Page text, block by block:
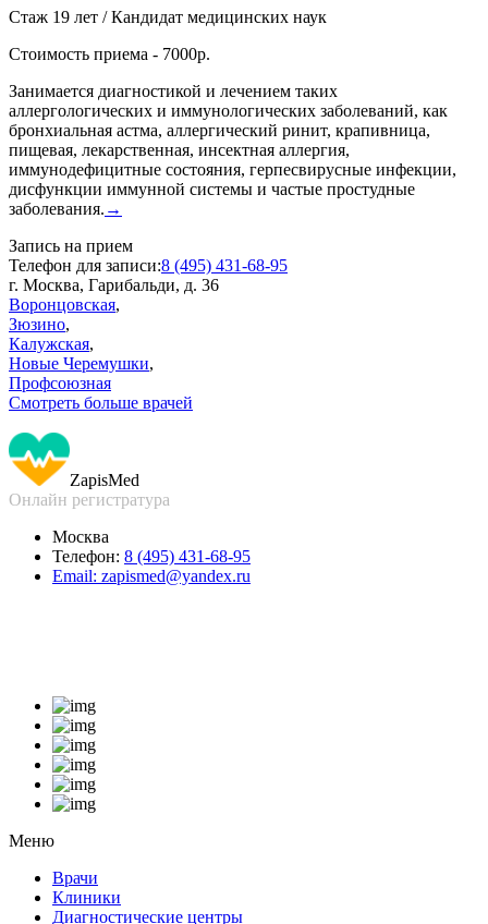
Стаж 19 лет / Кандидат медицинских наук
Стоимость приема - 7000р.
Занимается диагностикой и лечением таких
аллергологических и иммунологических заболеваний, как
бронхиальная астма, аллергический ринит, крапивница,
пищевая, лекарственная, инсектная аллергия,
иммунодефицитные состояния, герпесвирусные инфекции,
дисфункции иммунной системы и частые простудные
заболевания. →
Запись на прием
Телефон для записи:8 (495) 431-68-95
г. Москва, Гарибальди, д. 36
Воронцовская,
Зюзино,
Калужская,
Новые Черемушки,
Профсоюзная
Смотреть больше врачей
ZapisMed
Онлайн регистратура
Москва
Телефон: 8 (495) 431-68-95
Email: zapismed@yandex.ru
Меню
Врачи
Клиники
Диагностические центры